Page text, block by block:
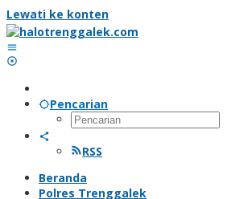
Lewati ke konten
Pencarian
RSS
Beranda
Polres Trenggalek